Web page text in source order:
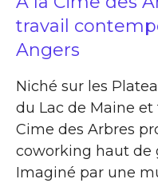
travail
Angers
Niché sur les
du Lac de Maine et
Cime des Arbres
coworking haut de
Imaginé par une